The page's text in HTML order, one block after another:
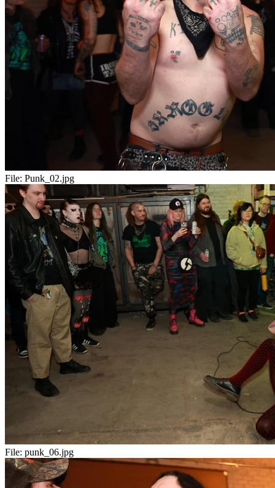
File: Punk_02.jpg
File: punk_06.jpg